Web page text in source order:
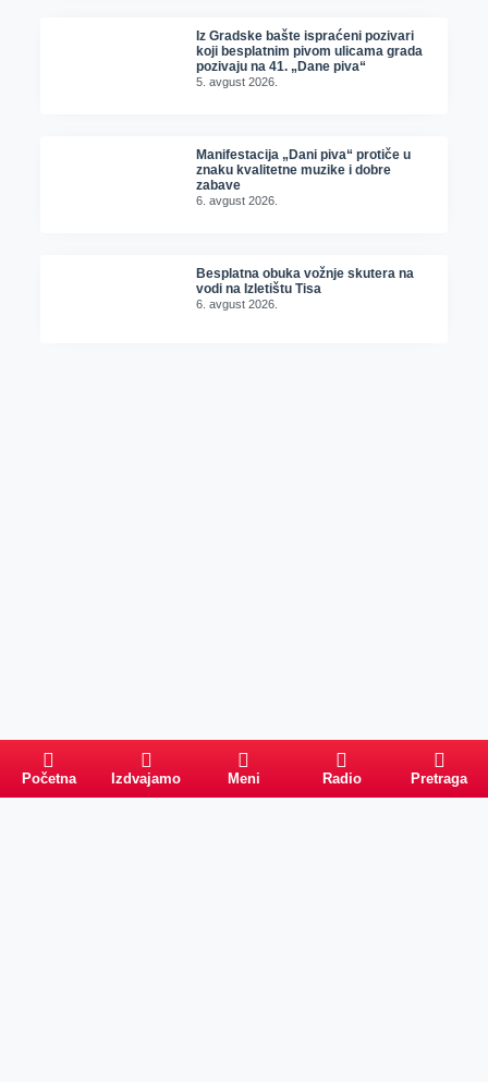
Iz Gradske bašte ispraćeni pozivari
koji besplatnim pivom ulicama grada
pozivaju na 41. „Dane piva“
5. avgust 2026.
Manifestacija „Dani piva“ protiče u
znaku kvalitetne muzike i dobre
zabave
6. avgust 2026.
Besplatna obuka vožnje skutera na
vodi na Izletištu Tisa
6. avgust 2026.
Početna Izdvajamo Meni Radio Pretraga